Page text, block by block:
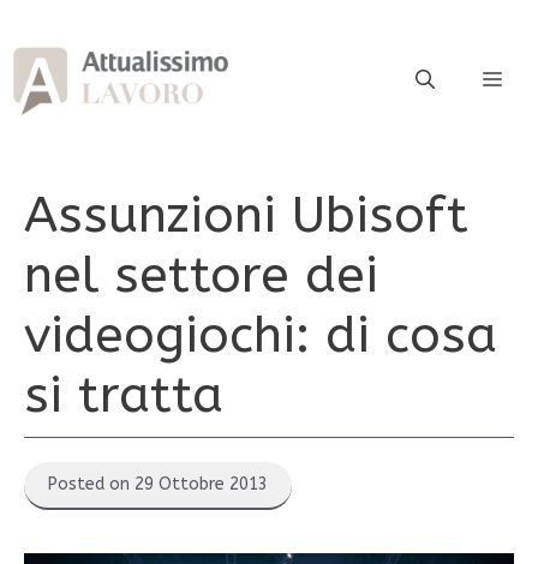
al
contenuto
Assunzioni Ubisoft
nel settore dei
videogiochi: di cosa
si tratta
Posted on 29 Ottobre 2013